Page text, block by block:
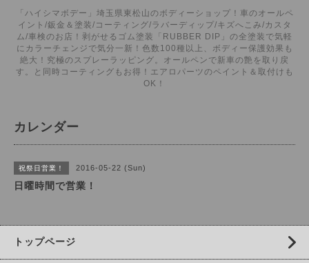
「ハイシマボデー」埼玉県東松山のボディーショップ！車のオールペ
イント/鈑金＆塗装/コーティング/ラバーディップ/キズへこみ/カスタ
ム/車検のお店！剥がせるゴム塗装「RUBBER DIP」の全塗装で気軽
にカラーチェンジで気分一新！色数100種以上、ボディー保護効果も
絶大！究極のスプレーラッピング。オールペンで新車の艶を取り戻
す。と同時コーティングもお得！エアロパーツのペイント＆取付けも
OK！
カレンダー
祝祭日営業！ 2016-05-22 (Sun)
日曜時間で営業！
トップページ